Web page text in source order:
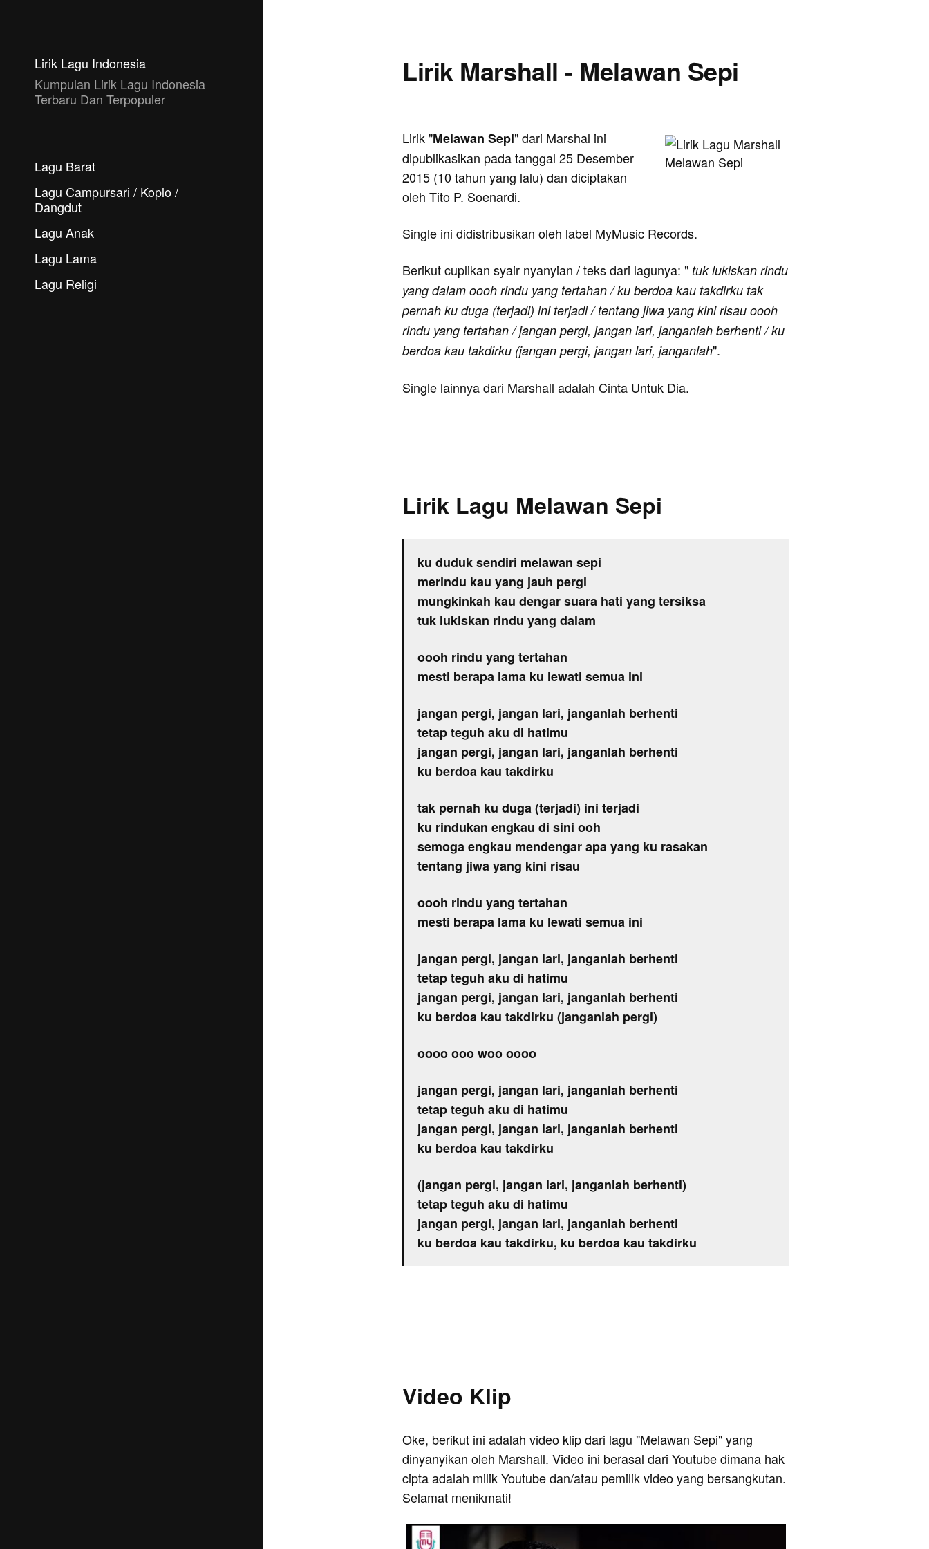
Lirik Lagu Indonesia
Kumpulan Lirik Lagu Indonesia
Terbaru Dan Terpopuler
Lagu Barat
Lagu Campursari / Koplo /
Dangdut
Lagu Anak
Lagu Lama
Lagu Religi
Lirik Marshall - Melawan Sepi
Lirik "Melawan Sepi" dari Marshal ini
dipublikasikan pada tanggal 25 Desember
2015 (10 tahun yang lalu) dan diciptakan
oleh Tito P. Soenardi.
Single ini didistribusikan oleh label MyMusic Records.
Berikut cuplikan syair nyanyian / teks dari lagunya: " tuk lukiskan rindu
yang dalam oooh rindu yang tertahan / ku berdoa kau takdirku tak
pernah ku duga (terjadi) ini terjadi / tentang jiwa yang kini risau oooh
rindu yang tertahan / jangan pergi, jangan lari, janganlah berhenti / ku
berdoa kau takdirku (jangan pergi, jangan lari, janganlah".
Single lainnya dari Marshall adalah Cinta Untuk Dia.
Lirik Lagu Melawan Sepi
ku duduk sendiri melawan sepi
merindu kau yang jauh pergi
mungkinkah kau dengar suara hati yang tersiksa
tuk lukiskan rindu yang dalam
oooh rindu yang tertahan
mesti berapa lama ku lewati semua ini
jangan pergi, jangan lari, janganlah berhenti
tetap teguh aku di hatimu
jangan pergi, jangan lari, janganlah berhenti
ku berdoa kau takdirku
tak pernah ku duga (terjadi) ini terjadi
ku rindukan engkau di sini ooh
semoga engkau mendengar apa yang ku rasakan
tentang jiwa yang kini risau
oooh rindu yang tertahan
mesti berapa lama ku lewati semua ini
jangan pergi, jangan lari, janganlah berhenti
tetap teguh aku di hatimu
jangan pergi, jangan lari, janganlah berhenti
ku berdoa kau takdirku (janganlah pergi)
oooo ooo woo oooo
jangan pergi, jangan lari, janganlah berhenti
tetap teguh aku di hatimu
jangan pergi, jangan lari, janganlah berhenti
ku berdoa kau takdirku
(jangan pergi, jangan lari, janganlah berhenti)
tetap teguh aku di hatimu
jangan pergi, jangan lari, janganlah berhenti
ku berdoa kau takdirku, ku berdoa kau takdirku
Video Klip
Oke, berikut ini adalah video klip dari lagu "Melawan Sepi" yang
dinyanyikan oleh Marshall. Video ini berasal dari Youtube dimana hak
cipta adalah milik Youtube dan/atau pemilik video yang bersangkutan.
Selamat menikmati!